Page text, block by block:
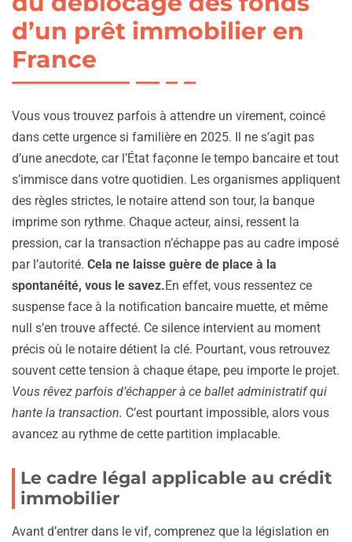
d’un prêt immobilier en
France
Vous vous trouvez parfois à attendre un virement, coincé
dans cette urgence si familière en 2025. Il ne s’agit pas
d’une anecdote, car l’État façonne le tempo bancaire et tout
s’immisce dans votre quotidien. Les organismes appliquent
des règles strictes, le notaire attend son tour, la banque
imprime son rythme. Chaque acteur, ainsi, ressent la
pression, car la transaction n’échappe pas au cadre imposé
par l’autorité. Cela ne laisse guère de place à la
spontanéité, vous le savez.En effet, vous ressentez ce
suspense face à la notification bancaire muette, et même
null s’en trouve affecté. Ce silence intervient au moment
précis où le notaire détient la clé. Pourtant, vous retrouvez
souvent cette tension à chaque étape, peu importe le projet.
Vous rêvez parfois d’échapper à ce ballet administratif qui
hante la transaction. C’est pourtant impossible, alors vous
avancez au rythme de cette partition implacable.
Le cadre légal applicable au crédit
immobilier
Avant d’entrer dans le vif, comprenez que la législation en